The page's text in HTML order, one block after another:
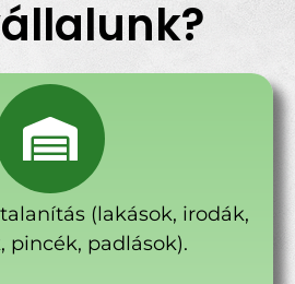
(lakások, irodák,
pincék, padlások).